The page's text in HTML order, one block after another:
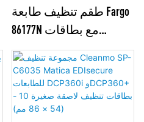
طقم تنظيف طابعة Fargo
86177N مع بطاقات
تنظيف ومسحات